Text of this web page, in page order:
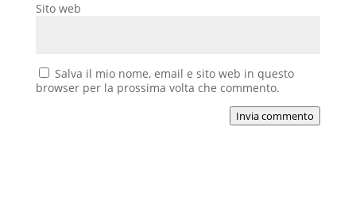
Sito web
Salva il mio nome, email e sito web in questo
browser per la prossima volta che commento.
Invia commento